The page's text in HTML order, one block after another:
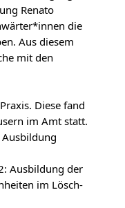
Renato
die
Aus diesem
mit den
Diese fand
im Amt statt.
Ausbildung der
im Lösch-